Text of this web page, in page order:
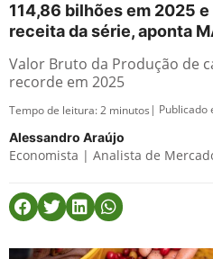
114,86 bilhões em 2025
receita da série, aponta
Valor Bruto da Produção de
recorde em 2025
Tempo de leitura:2 minutos | Publicado
Alessandro Araújo
Economista | Analista de